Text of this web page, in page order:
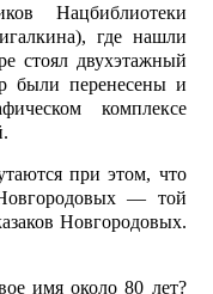
Нацбиблиотеки
где нашли
стоял двухэтажный
были перенесены и
комплексе
при этом, что
— той
Новгородовых.
имя около 80 лет?